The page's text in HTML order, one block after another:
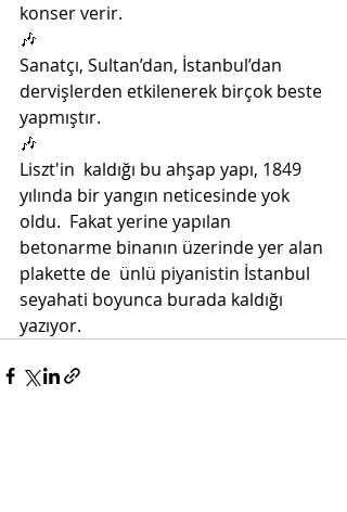
konser verir.
🎶
Sanatçı, Sultan’dan, İstanbul’dan
dervişlerden etkilenerek birçok beste
yapmıştır.
🎶
Liszt'in  kaldığı bu ahşap yapı, 1849
yılında bir yangın neticesinde yok
oldu.  Fakat yerine yapılan
betonarme binanın üzerinde yer alan
plakette de  ünlü piyanistin İstanbul
seyahati boyunca burada kaldığı
yazıyor.